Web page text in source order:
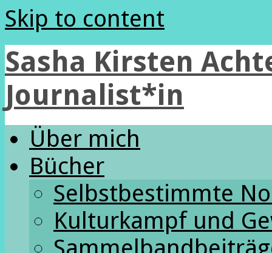
Skip to content
Sasha Kirsten
Journalist*in
Über mich
Bücher
Selbstbestimmte
Kulturkampf und